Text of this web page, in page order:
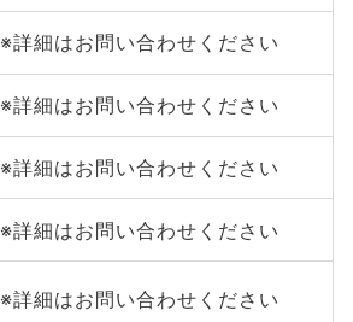
※詳細はお問い合わせください
※詳細はお問い合わせください
※詳細はお問い合わせください
※詳細はお問い合わせください
※詳細はお問い合わせください